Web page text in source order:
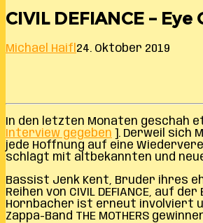
CIVIL DEFIANCE –
Michael Haifl 24. Oktober 2019
In den letzten Monaten geschah
Interview gegeben ]. Derweil sich
jede Hoffnung auf eine
schlägt mit altbekannten und
Bassist Jenk Kent, Bruder ihres
Reihen von CIVIL DEFIANCE, auf
Hornbacher ist erneut involviert
Zappa-Band THE MOTHERS